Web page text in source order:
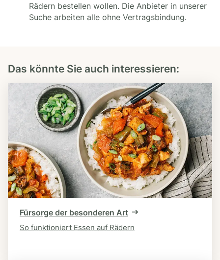
Rädern bestellen wollen. Die Anbieter in unserer
Suche arbeiten alle ohne Vertragsbindung.
Das könnte Sie auch interessieren:
Fürsorge der besonderen Art
So funktioniert Essen auf Rädern